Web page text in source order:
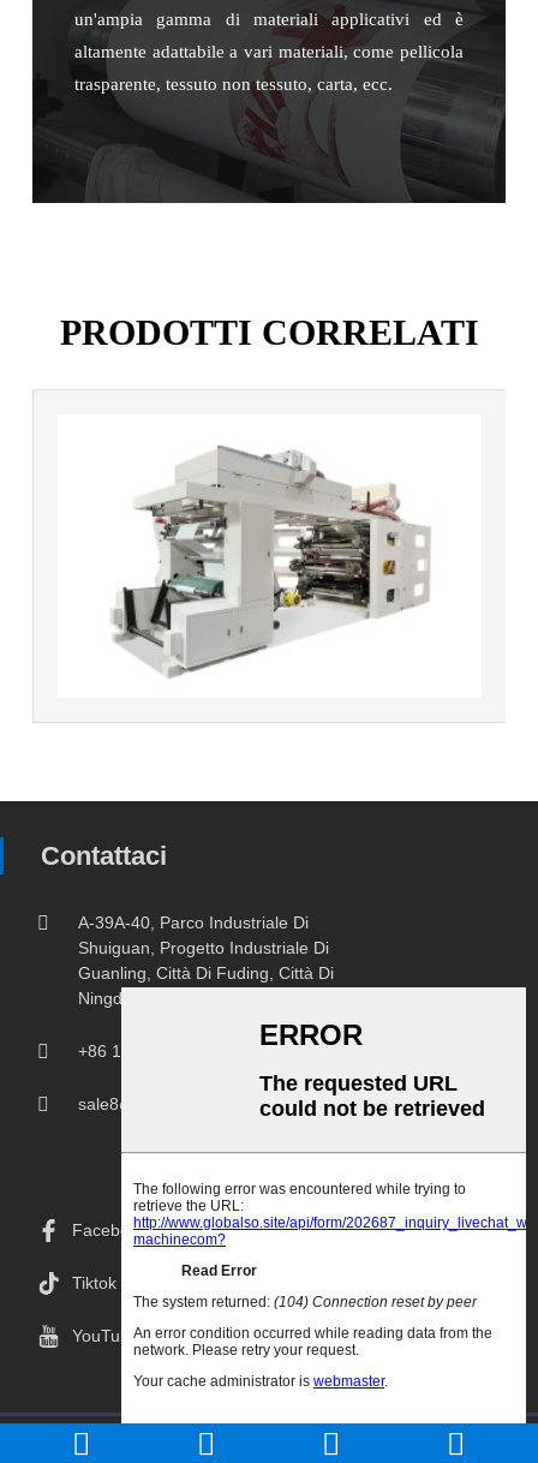
un'ampia gamma di materiali applicativi ed è
altamente adattabile a vari materiali, come pellicola
trasparente, tessuto non tessuto, carta, ecc.
PRODOTTI CORRELATI
Contattaci
A-39A-40, Parco Industriale Di
Shuiguan, Progetto Industriale Di
Guanling, Città Di Fuding, Città Di
Ningde, Provincia Del Fujian.
+86 18150207107
sale8@chprintingmachine.com
Facebook
Tiktok
YouTube